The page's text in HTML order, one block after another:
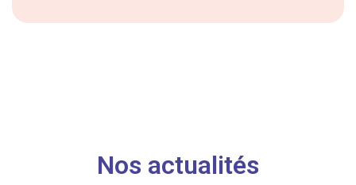
Nos actualités